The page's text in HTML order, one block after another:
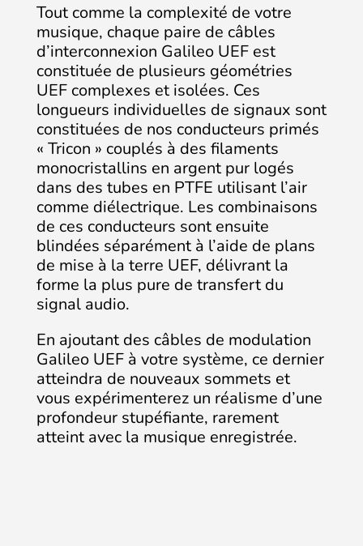
Tout comme la complexité de votre
musique, chaque paire de câbles
d’interconnexion Galileo UEF est
constituée de plusieurs géométries
UEF complexes et isolées. Ces
longueurs individuelles de signaux sont
constituées de nos conducteurs primés
« Tricon » couplés à des filaments
monocristallins en argent pur logés
dans des tubes en PTFE utilisant l’air
comme diélectrique. Les combinaisons
de ces conducteurs sont ensuite
blindées séparément à l’aide de plans
de mise à la terre UEF, délivrant la
forme la plus pure de transfert du
signal audio.
En ajoutant des câbles de modulation
Galileo UEF à votre système, ce dernier
atteindra de nouveaux sommets et
vous expérimenterez un réalisme d’une
profondeur stupéfiante, rarement
atteint avec la musique enregistrée.